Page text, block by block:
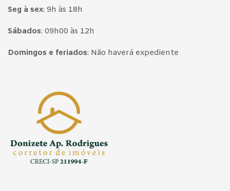
Seg à sex: 9h às 18h
Sábados: 09h00 às 12h
Domingos e feriados: Não haverá expediente